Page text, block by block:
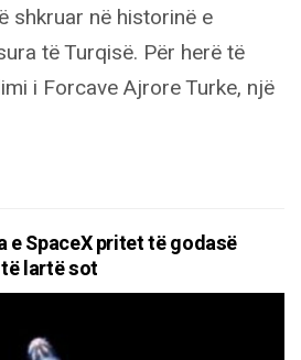
shkruar në historinë e
të Turqisë. Për herë të
i Forcave Ajrore Turke, një
e SpaceX pritet të godasë
lartë sot